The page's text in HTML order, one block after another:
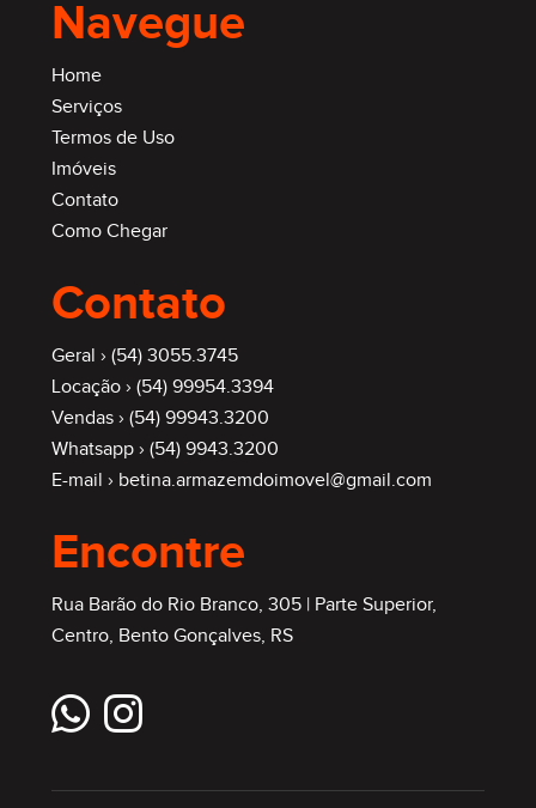
Navegue
Home
Serviços
Termos de Uso
Imóveis
Contato
Como Chegar
Contato
Geral › (54) 3055.3745
Locação › (54) 99954.3394
Vendas › (54) 99943.3200
Whatsapp › (54) 9943.3200
E-mail › betina.armazemdoimovel@gmail.com
Encontre
Rua Barão do Rio Branco, 305 | Parte Superior,
Centro, Bento Gonçalves, RS